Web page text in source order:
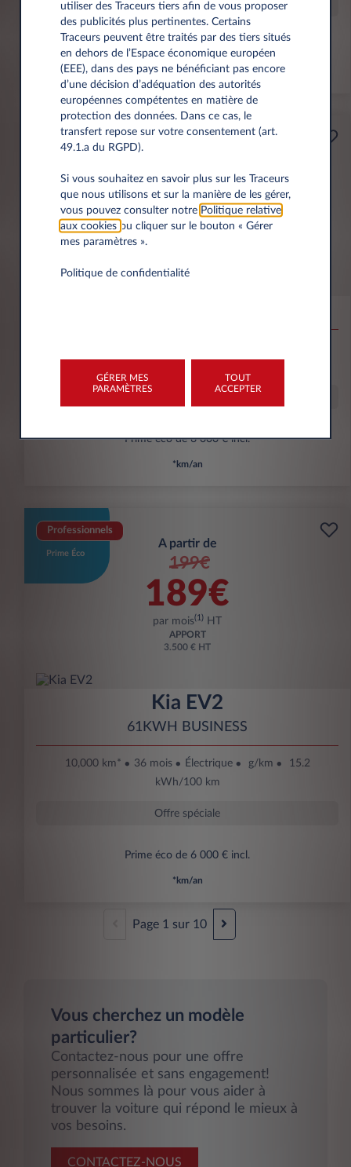
Offre spéciale
Prime éco de 6 000 € incl.
*km/an
Professionnels
189€
par mois (1)HT
APPORT
3.500 € HT
Prime éco de 6 000 € incl.
*km/an
Professionnels
Prime Éco
A partir de
199€
189€
par mois(1) HT
APPORT
3.500 € HT
Kia EV2
61KWH BUSINESS
10,000 km* 36 mois Électrique g/km
15.2
kWh/100 km
Offre spéciale
Prime éco de 6 000 € incl.
*km/an
Page 1 sur 10
Vous cherchez un modèle
particulier?
Contactez-nous pour une offre
personnalisée et sans engagement!
Nous sommes là pour vous aider à
trouver la voiture qui répond le mieux à
vos besoins.
CONTACTEZ-NOUS
utiliser des Traceurs tiers afin de vous proposer
des publicités plus pertinentes. Certains
Traceurs peuvent être traités par des tiers situés
en dehors de l’Espace économique européen
(EEE), dans des pays ne bénéficiant pas encore
d’une décision d’adéquation des autorités
européennes compétentes en matière de
protection des données. Dans ce cas, le
transfert repose sur votre consentement (art.
49.1.a du RGPD).
Si vous souhaitez en savoir plus sur les Traceurs
que nous utilisons et sur la manière de les gérer,
vous pouvez consulter notre Politique relative
aux cookies ou cliquer sur le bouton « Gérer
mes paramètres ».
Politique de confidentialité
GÉRER MES
PARAMÈTRES
TOUT
ACCEPTER